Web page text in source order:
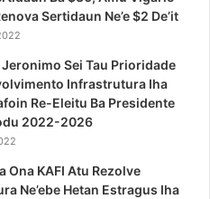
Sertidaun Ne’e $2 De’it
Sei Tau Prioridade
Infrastrutura Iha
Re-Eleitu Ba Presidente
2022-2026
Ona KAFI Atu Rezolve
Ne’ebe Hetan Estragus Iha